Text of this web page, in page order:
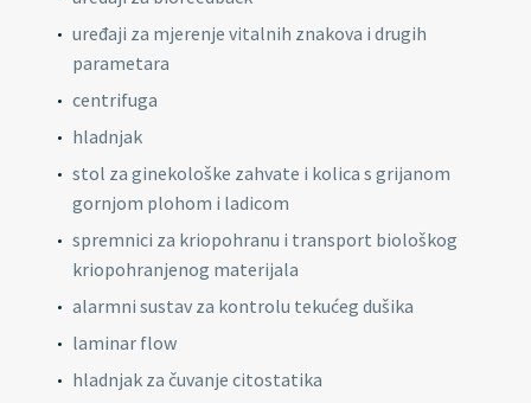
uređaji za mjerenje vitalnih znakova i drugih
parametara
centrifuga
hladnjak
stol za ginekološke zahvate i kolica s grijanom
gornjom plohom i ladicom
spremnici za kriopohranu i transport biološkog
kriopohranjenog materijala
alarmni sustav za kontrolu tekućeg dušika
laminar flow
hladnjak za čuvanje citostatika